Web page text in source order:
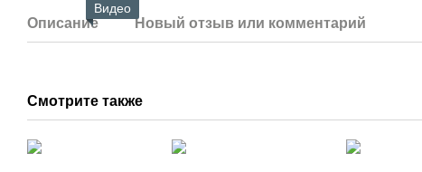
Видео
Описание Новый отзыв или комментарий
Смотрите также